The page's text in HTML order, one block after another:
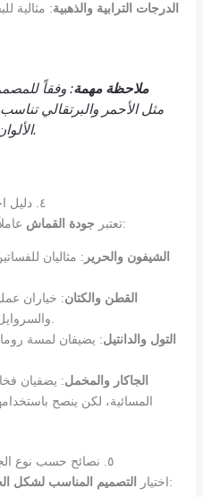
الدرجات الترابية والذهبية: مثالية
ملاحظة مهمة: وفقاً
مثل الأحمر والبرتقالي تناسب
الألوان الترابية مع البشرة السمراء.
٤. دليل اختيار الأقمشة: بين الراحة والفخامة
تعتبر جودة القماش عاملاً أساسياً لراحتك وأناقتك خلال العيد:
الشيفون والحرير : مثاليان
القطن والكتان: خياران
التول والدانتيل: يضيفان لمسة
الجاكار والمخمل: يضفيان
المسائية، لكن ينصح
٥. نصائح حسب نوع الجسم: كيف تبرزين جمالك الطبيعي؟
اختيار
التصميم المناسب لشكل يضمن إطلالة متوازنة ومريحة: